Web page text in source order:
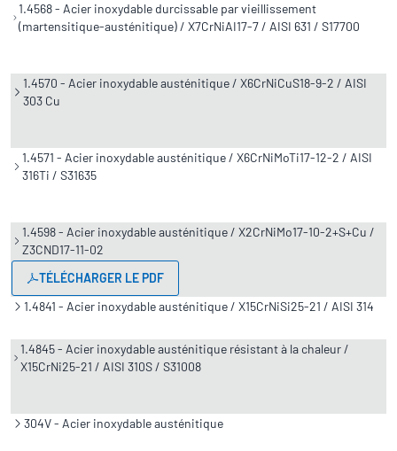
1.4568 - Acier inoxydable durcissable par vieillissement
(martensitique-austénitique) / X7CrNiAI17-7 / AISI 631 / S17700
1.4570 - Acier inoxydable austénitique / X6CrNiCuS18-9-2 / AISI
303 Cu
1.4571 - Acier inoxydable austénitique / X6CrNiMoTi17-12-2 / AISI
316Ti / S31635
1.4598 - Acier inoxydable austénitique / X2CrNiMo17-10-2+S+Cu /
Z3CND17-11-02
TÉLÉCHARGER LE PDF
1.4841 - Acier inoxydable austénitique / X15CrNiSi25-21 / AISI 314
1.4845 - Acier inoxydable austénitique résistant à la chaleur /
X15CrNi25-21 / AISI 310S / S31008
304V - Acier inoxydable austénitique